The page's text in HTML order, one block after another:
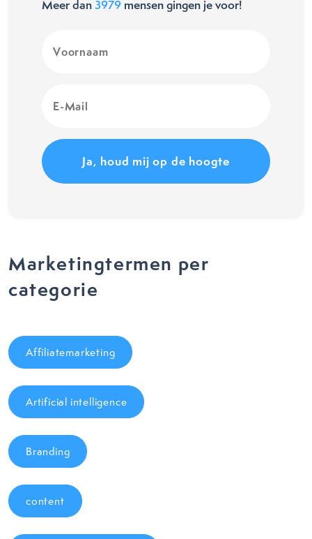
Meer dan3979 mensen gingen je voor!
(Vereist)
Mail
Marketingtermen per
categorie
Affiliatemarketing
Artificial intelligence
Branding
content